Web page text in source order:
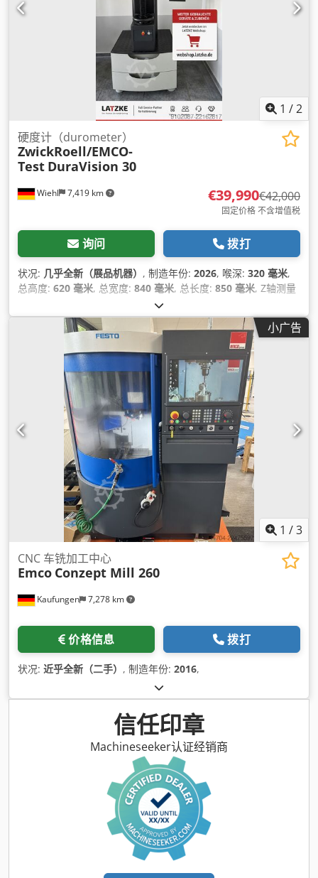
1 /2
Wiehl 7,419 km
硬度计（durometer）
ZwickRoell/EMCO-
Test DuraVision 30
€39,990€42,000
固定价格 不含增值税
询问 拨打
状况: 几乎全新（展品机器） , 制造年份: 2026, 喉深: 320 毫米,
总高度: 620 毫米, 总宽度: 840 毫米, 总长度: 850 毫米, Z轴测量
, 工件重量（最大）:
械的,
小广告
1 /3
Kaufungen 7,278 km
CNC 车铣加工中心
Emco Conzept Mill 260
价格信息 拨打
状况: 近乎全新（二手） , 制造年份: 2016,
信任印章
Machineseeker认证经销商